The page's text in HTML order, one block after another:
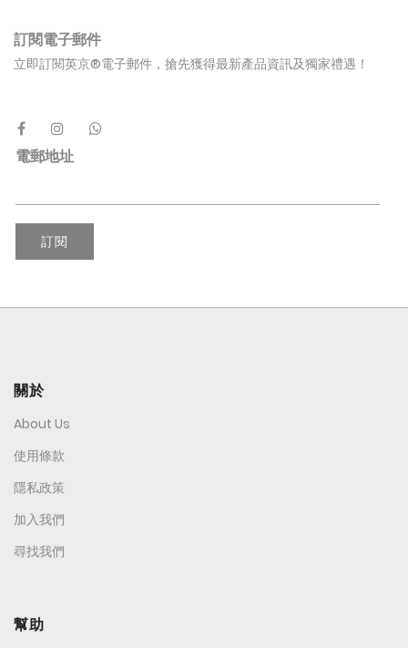
訂閱電子郵件
立即訂閱英京®電子郵件，搶先獲得最新產品資訊及獨家禮遇！
電郵地址
訂閱
關於
About Us
使用條款
隱私政策
加入我們
尋找我們
幫助